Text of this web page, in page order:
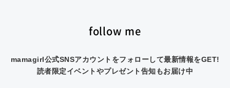
follow me
mamagirl公式SNSアカウントをフォローして最新情報をGET!
読者限定イベントやプレゼント告知もお届け中